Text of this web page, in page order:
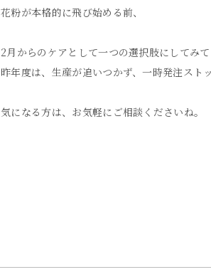
花粉が本格的に飛び始める前、
2月からのケアとして一つの選択肢にしてみて
昨年度は、生産が追いつかず、一時発注スト
気になる方は、お気軽にご相談くださいね。